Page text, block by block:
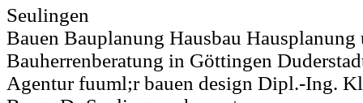
Seulingen
Bauen Bauplanung Hausbau Hausplanung
Bauherrenberatung in Göttingen
Agentur fuuml;r bauen design Dipl.-Ing.